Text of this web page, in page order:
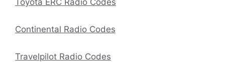
Continental Radio Codes
Travelpilot Radio Codes